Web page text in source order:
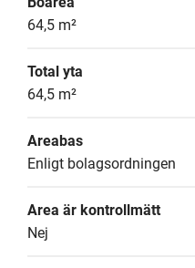
64,5 m²
Total yta
64,5 m²
Areabas
Enligt bolagsordningen
Area är kontrollmätt
Nej